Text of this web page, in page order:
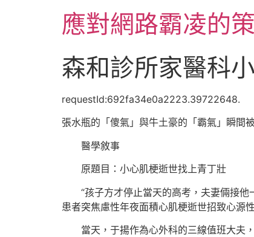
應對網路霸凌的
森和診所家醫科
requestId:692fa34e0a2223.39722648.
張水瓶的「傻氣」與牛土豪的「霸氣」瞬間
醫學敘事
原題目：小心肌梗逝世找上青丁壯
“孩子方才停止當天的高考，夫妻倆接
患者突焦慮性年夜面積心肌梗逝世招致心源
當天，于揚作為心外科的三線值班大夫